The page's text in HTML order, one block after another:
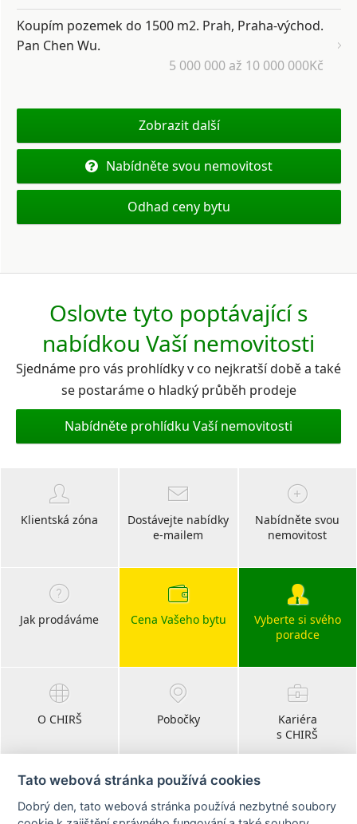
Koupím pozemek do 1500 m2. Prah, Praha-východ.
Pan Chen Wu.
5 000 000 až 10 000 000Kč
Zobrazit další
Nabídněte svou nemovitost
Odhad ceny bytu
Oslovte tyto poptávající s
nabídkou Vaší nemovitosti
Sjednáme pro vás prohlídky v co nejkratší době a také
se postaráme o hladký průběh prodeje
Nabídněte prohlídku Vaší nemovitosti
Klientská zóna
Dostávejte nabídky
e-mailem
Nabídněte svou
nemovitost
Jak prodáváme Cena Vašeho bytu
Vyberte si svého
poradce
O CHIRŠ Pobočky
Kariéra
s CHIRŠ
Blog
Tato webová stránka používá cookies
Dobrý den, tato webová stránka používá nezbytné soubory